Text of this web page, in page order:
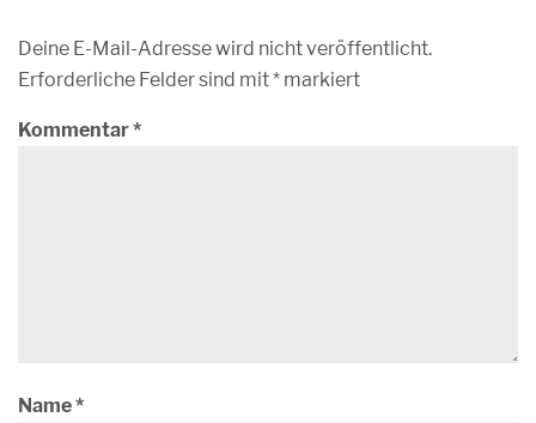
Deine E-Mail-Adresse wird nicht veröffentlicht.
Erforderliche Felder sind mit* markiert
Kommentar*
Name*